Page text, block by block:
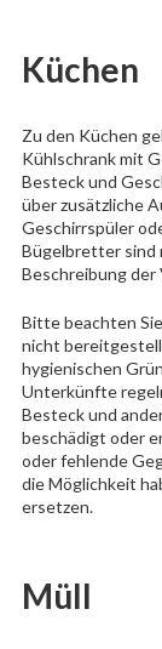
Küchen
Zu den Küchen
Kühlschrank mit
Besteck und
über zusätzliche
Geschirrspüler
Bügelbretter sind
Beschreibung der
Bitte beachten
nicht
hygienischen
Unterkünfte
Besteck und
beschädigt oder
oder fehlende
die Möglichkeit
ersetzen.
Müll